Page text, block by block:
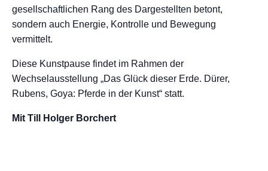
gesellschaftlichen Rang des Dargestellten betont,
sondern auch Energie, Kontrolle und Bewegung
vermittelt.
Diese Kunstpause findet im Rahmen der
Wechselausstellung „Das Glück dieser Erde. Dürer,
Rubens, Goya: Pferde in der Kunst“ statt.
Mit Till Holger Borchert